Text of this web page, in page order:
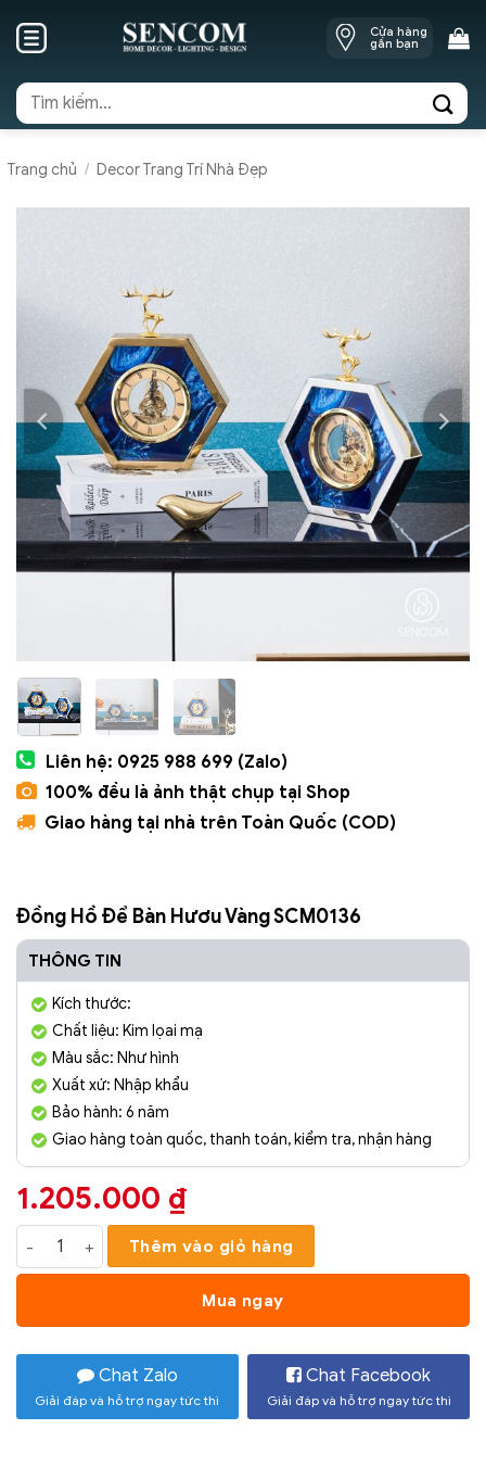
Cửa hàng
gần bạn
Tìm
kiếm:
Trang chủ / Decor Trang Trí Nhà Đẹp
Liên hệ: 0925 988 699 (Zalo)
100% đều là ảnh thật chụp tại Shop
Giao hàng tại nhà trên Toàn Quốc (COD)
Đồng Hồ Để Bàn Hươu Vàng SCM0136
THÔNG TIN
Kích thước:
Chất liệu: Kim lọai mạ
Màu sắc: Như hình
Xuất xứ: Nhập khẩu
Bảo hành: 6 năm
Giao hàng toàn quốc, thanh toán, kiểm tra, nhận hàng
1.205.000 ₫
Đồng Hồ Để Bàn Hươu Vàng SCM0136 số lượng
Thêm vào giỏ hàng
Mua ngay
Chat Zalo
Giải đáp và hỗ trợ ngay tức thì
Chat Facebook
Giải đáp và hỗ trợ ngay tức thì